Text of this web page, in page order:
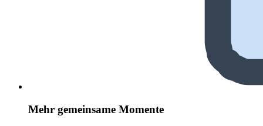
Mehr gemeinsame Momente